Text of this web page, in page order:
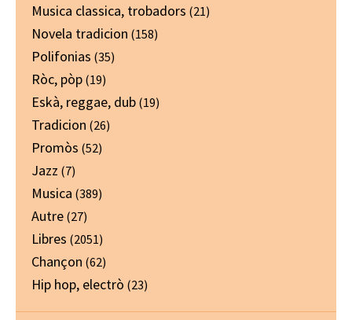
Musica classica, trobadors (21)
Novela tradicion (158)
Polifonias (35)
Ròc, pòp (19)
Eskà, reggae, dub (19)
Tradicion (26)
Promòs (52)
Jazz (7)
Musica (389)
Autre (27)
Libres (2051)
Chançon (62)
Hip hop, electrò (23)